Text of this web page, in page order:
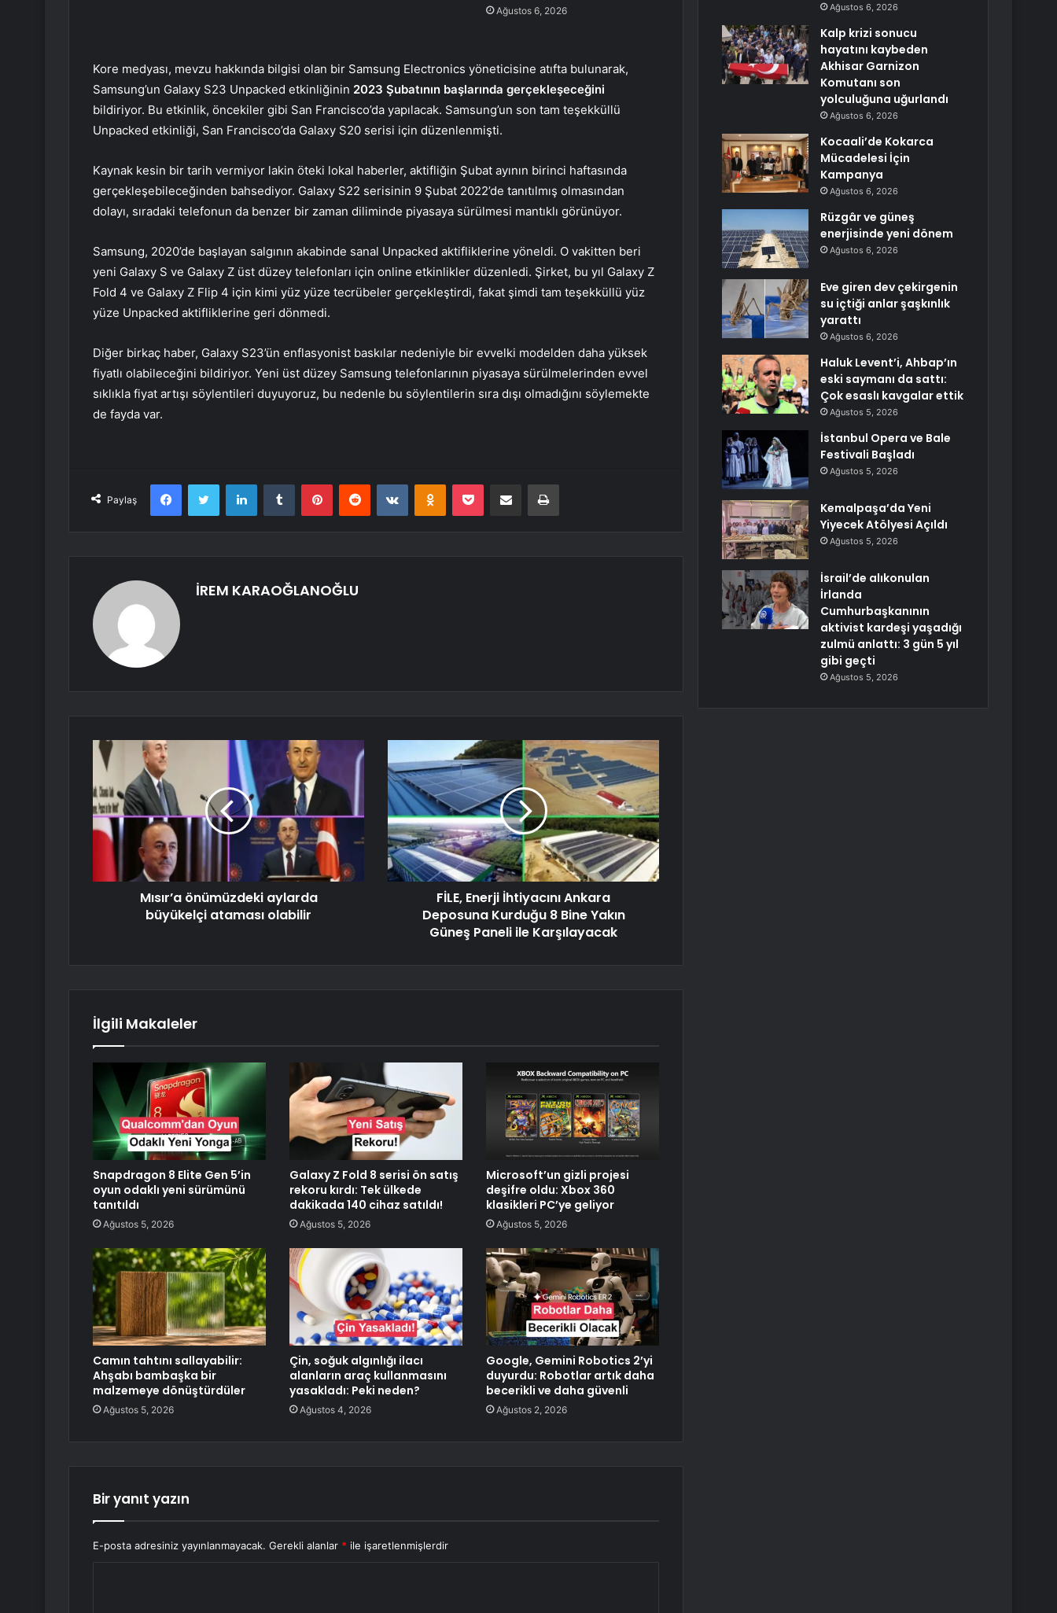
Ağustos 6, 2026
Kore medyası, mevzu hakkında bilgisi olan bir Samsung Electronics yöneticisine atıfta bulunarak,
Samsung’un Galaxy S23 Unpacked etkinliğinin 2023 Şubatının başlarında gerçekleşeceğini
bildiriyor. Bu etkinlik, öncekiler gibi San Francisco’da yapılacak. Samsung’un son tam teşekküllü
Unpacked etkinliği, San Francisco’da Galaxy S20 serisi için düzenlenmişti.
Kaynak kesin bir tarih vermiyor lakin öteki lokal haberler, aktifliğin Şubat ayının birinci haftasında
gerçekleşebileceğinden bahsediyor. Galaxy S22 serisinin 9 Şubat 2022’de tanıtılmış olmasından
dolayı, sıradaki telefonun da benzer bir zaman diliminde piyasaya sürülmesi mantıklı görünüyor.
Samsung, 2020’de başlayan salgının akabinde sanal Unpacked aktifliklerine yöneldi. O vakitten beri
yeni Galaxy S ve Galaxy Z üst düzey telefonları için online etkinlikler düzenledi. Şirket, bu yıl Galaxy Z
Fold 4 ve Galaxy Z Flip 4 için kimi yüz yüze tecrübeler gerçekleştirdi, fakat şimdi tam teşekküllü yüz
yüze Unpacked aktifliklerine geri dönmedi.
Diğer birkaç haber, Galaxy S23’ün enflasyonist baskılar nedeniyle bir evvelki modelden daha yüksek
fiyatlı olabileceğini bildiriyor. Yeni üst düzey Samsung telefonlarının piyasaya sürülmelerinden evvel
sıklıkla fiyat artışı söylentileri duyuyoruz, bu nedenle bu söylentilerin sıra dışı olmadığını söylemekte
de fayda var.
Paylaş
FacebookTwitter LinkedInTumblr PinterestReddit VKontakteOdnoklassniki
Pocket E-Posta ile paylaş Yazdır
İREM KARAOĞLANOĞLU
Mısır’a önümüzdeki aylarda
büyükelçi ataması olabilir
FİLE, Enerji İhtiyacını Ankara
Deposuna Kurduğu 8 Bine Yakın
Güneş Paneli ile Karşılayacak
İlgili Makaleler
Snapdragon 8 Elite Gen 5’in
oyun odaklı yeni sürümünü
tanıtıldı
Ağustos 5, 2026
Galaxy Z Fold 8 serisi ön satış
rekoru kırdı: Tek ülkede
dakikada 140 cihaz satıldı!
Ağustos 5, 2026
Microsoft’un gizli projesi
deşifre oldu: Xbox 360
klasikleri PC’ye geliyor
Ağustos 5, 2026
Camın tahtını sallayabilir:
Ahşabı bambaşka bir
malzemeye dönüştürdüler
Ağustos 5, 2026
Çin, soğuk algınlığı ilacı
alanların araç kullanmasını
yasakladı: Peki neden?
Ağustos 4, 2026
Google, Gemini Robotics 2’yi
duyurdu: Robotlar artık daha
becerikli ve daha güvenli
Ağustos 2, 2026
Bir yanıt yazın
E-posta adresiniz yayınlanmayacak. Gerekli alanlar * ile işaretlenmişlerdir
Ağustos 6, 2026
Kalp krizi sonucu
hayatını kaybeden
Akhisar Garnizon
Komutanı son
yolculuğuna uğurlandı
Ağustos 6, 2026
Kocaali’de Kokarca
Mücadelesi İçin
Kampanya
Ağustos 6, 2026
Rüzgâr ve güneş
enerjisinde yeni dönem
Ağustos 6, 2026
Eve giren dev çekirgenin
su içtiği anlar şaşkınlık
yarattı
Ağustos 6, 2026
Haluk Levent’i, Ahbap’ın
eski saymanı da sattı:
Çok esaslı kavgalar ettik
Ağustos 5, 2026
İstanbul Opera ve Bale
Festivali Başladı
Ağustos 5, 2026
Kemalpaşa’da Yeni
Yiyecek Atölyesi Açıldı
Ağustos 5, 2026
İsrail’de alıkonulan
İrlanda
Cumhurbaşkanının
aktivist kardeşi yaşadığı
zulmü anlattı: 3 gün 5 yıl
gibi geçti
Ağustos 5, 2026